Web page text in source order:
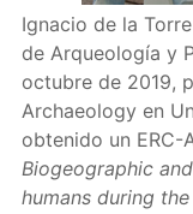
Ignacio de la
de Arqueología y
octubre de 2019,
Archaeology en
obtenido un
Biogeographic
humans during